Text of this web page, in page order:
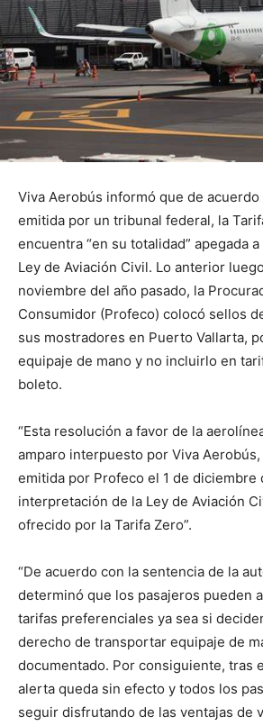
Viva Aerobús informó que de
emitida por un tribunal federal, la
encuentra “en su totalidad” apegada
Ley de Aviación Civil. Lo anterior
noviembre del año pasado, la
Consumidor (Profeco) colocó sellos
sus mostradores en Puerto Vallarta,
equipaje de mano y no incluirlo en
boleto.
“Esta resolución a favor de la
amparo interpuesto por Viva
emitida por Profeco el 1 de diciembre
interpretación de la Ley de Aviación
ofrecido por la Tarifa Zero”.
“De acuerdo con la sentencia de la
determinó que los pasajeros pueden
tarifas preferenciales ya sea si
derecho de transportar equipaje de
documentado. Por consiguiente, tras
alerta queda sin efecto y todos los
seguir disfrutando de las ventajas de